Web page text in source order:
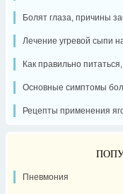
Болят глаза, причины
Лечение угревой сыпи
Как правильно
Основные симптомы
Рецепты применения
Пневмония